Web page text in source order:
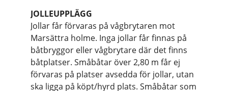
JOLLEUPPLÄGG
Jollar får förvaras på vågbrytaren mot
Marsättra holme. Inga jollar får finnas på
båtbryggor eller vågbrytare där det finns
båtplatser. Småbåtar över 2,80 m får ej
förvaras på platser avsedda för jollar, utan
ska ligga på köpt/hyrd plats. Småbåtar som